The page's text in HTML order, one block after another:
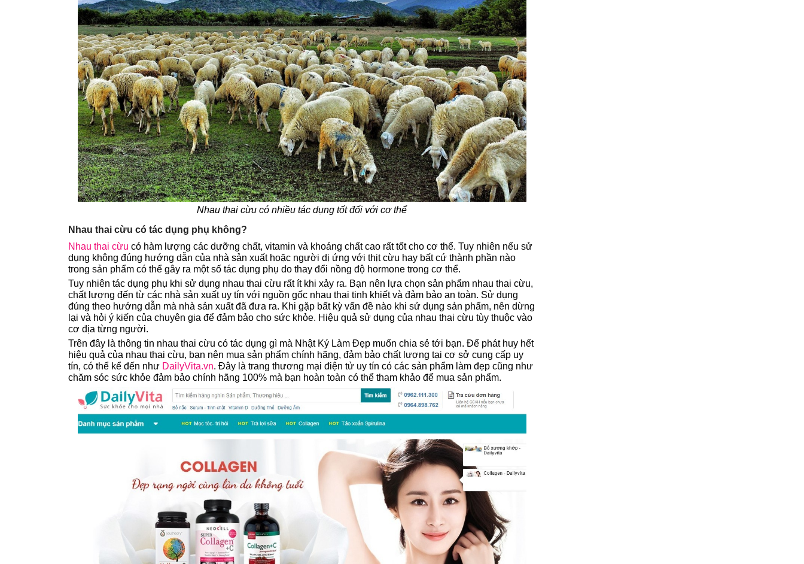
Nhau thai cừu có nhiều tác dụng tốt đối với cơ thể
Nhau thai cừu có tác dụng phụ không?
Nhau thai cừu có hàm lượng các dưỡng chất, vitamin và khoáng chất cao rất tốt cho cơ thể. Tuy nhiên nếu sử
dụng không đúng hướng dẫn của nhà sản xuất hoặc người dị ứng với thịt cừu hay bất cứ thành phần nào
trong sản phẩm có thể gây ra một số tác dụng phụ do thay đổi nồng độ hormone trong cơ thể.
Tuy nhiên tác dụng phụ khi sử dụng nhau thai cừu rất ít khi xảy ra. Bạn nên lựa chọn sản phẩm nhau thai cừu,
chất lượng đến từ các nhà sản xuất uy tín với nguồn gốc nhau thai tinh khiết và đảm bảo an toàn. Sử dụng
đúng theo hướng dẫn mà nhà sản xuất đã đưa ra. Khi gặp bất kỳ vấn đề nào khi sử dụng sản phẩm, nên dừng
lại và hỏi ý kiến của chuyên gia để đảm bảo cho sức khỏe. Hiệu quả sử dụng của nhau thai cừu tùy thuộc vào
cơ địa từng người.
Trên đây là thông tin nhau thai cừu có tác dụng gì mà Nhật Ký Làm Đẹp muốn chia sẻ tới bạn. Để phát huy hết
hiệu quả của nhau thai cừu, bạn nên mua sản phẩm chính hãng, đảm bảo chất lượng tại cơ sở cung cấp uy
tín, có thể kể đến như DailyVita.vn. Đây là trang thương mại điện tử uy tín có các sản phẩm làm đẹp cũng như
chăm sóc sức khỏe đảm bảo chính hãng 100% mà bạn hoàn toàn có thể tham khảo để mua sản phẩm.